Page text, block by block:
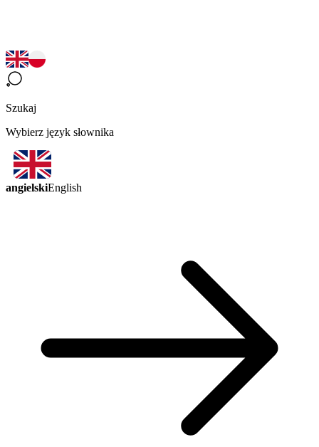
Szukaj
Wybierz język słownika
angielskiEnglish